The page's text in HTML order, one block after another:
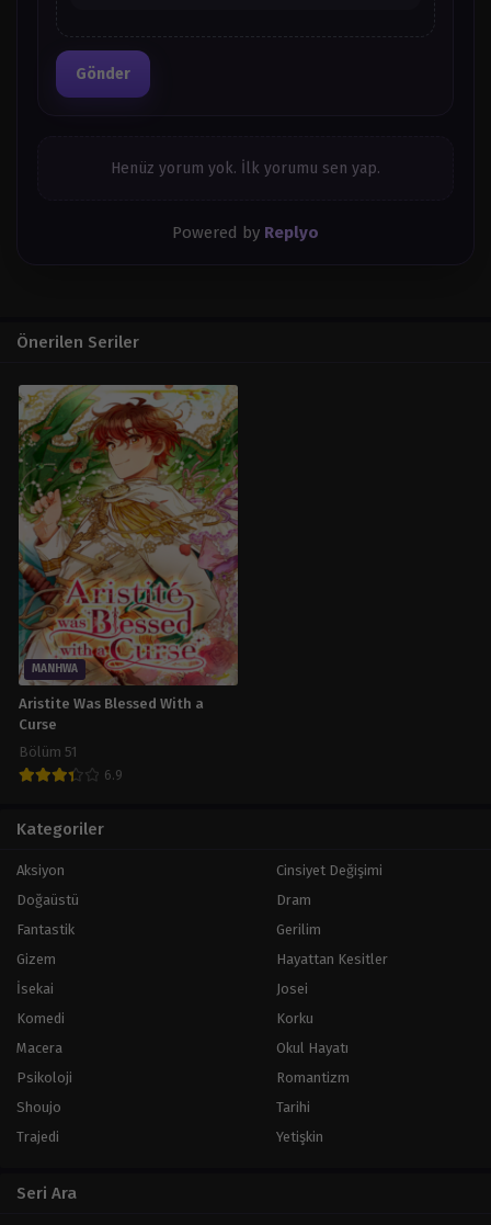
Bölüm 104
Mart 26, 2024
Bölüm 103
Mart 26, 2024
Bölüm 98
Mart 26, 2024
Bölüm 97
Mart 26, 2024
Bölüm 96
Mart 26, 2024
Bölüm 95
Mart 26, 2024
Bölüm 94
Mart 26, 2024
Bölüm 93
Bölüm 92
Bölüm 91
Mart 26, 2024
Mart 26, 2024
Bölüm 88
Mart 26, 2024
Mart 26, 2024
Gönder
Henüz yorum yok. İlk yorumu sen yap.
Powered by Replyo
Önerilen Seriler
MANHWA
Aristite Was Blessed With a
Curse
Bölüm 51
6.9
Kategoriler
Aksiyon
Cinsiyet Değişimi
Doğaüstü
Dram
Fantastik
Gerilim
Gizem
Hayattan Kesitler
İsekai
Josei
Komedi
Korku
Macera
Okul Hayatı
Psikoloji
Romantizm
Shoujo
Tarihi
Trajedi
Yetişkin
Seri Ara